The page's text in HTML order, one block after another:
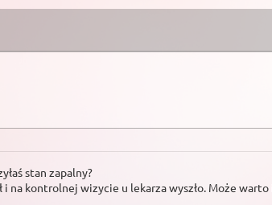
stan zapalny?
na kontrolnej wizycie u lekarza wyszło. Może